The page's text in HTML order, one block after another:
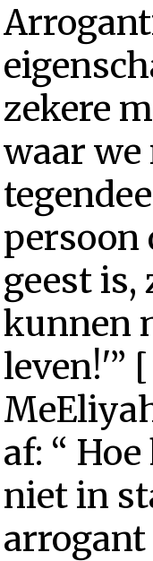
zekere
waar
persoon
geest
kunnen
leven!'”
af: “
niet in
arrogant